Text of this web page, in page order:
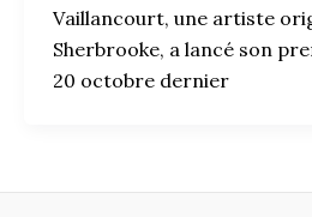
Vaillancourt, une artiste
Sherbrooke, a lancé son
20 octobre dernier